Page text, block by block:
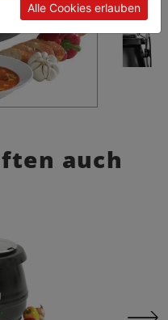
auch
Alle Cookies erlauben